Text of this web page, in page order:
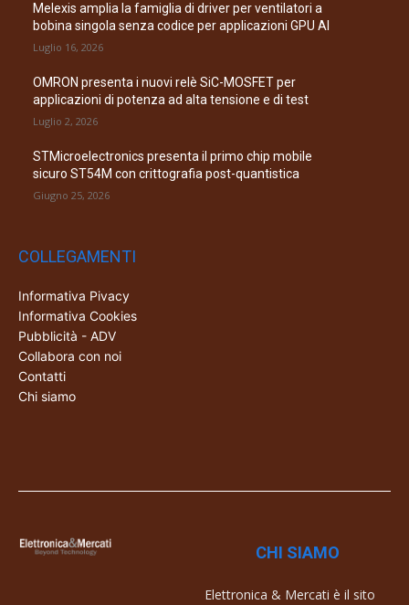
Melexis amplia la famiglia di driver per ventilatori a
bobina singola senza codice per applicazioni GPU AI
Luglio 16, 2026
OMRON presenta i nuovi relè SiC-MOSFET per
applicazioni di potenza ad alta tensione e di test
Luglio 2, 2026
STMicroelectronics presenta il primo chip mobile
sicuro ST54M con crittografia post-quantistica
Giugno 25, 2026
COLLEGAMENTI
Informativa Pivacy
Informativa Cookies
Pubblicità - ADV
Collabora con noi
Contatti
Chi siamo
CHI SIAMO
Elettronica & Mercati è il sito